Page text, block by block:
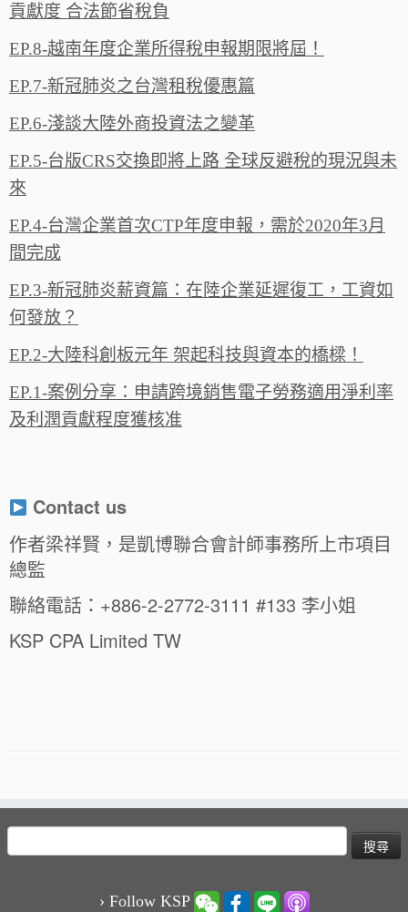
貢獻度 合法節省稅負
EP.8-越南年度企業所得稅申報期限將屆！
EP.7-新冠肺炎之台灣租稅優惠篇
EP.6-淺談大陸外商投資法之變革
EP.5-台版CRS交換即將上路 全球反避稅的現況與未
來
EP.4-台灣企業首次CTP年度申報，需於2020年3月
間完成
EP.3-新冠肺炎薪資篇：在陸企業延遲復工，工資如
何發放？
EP.2-大陸科創板元年 架起科技與資本的橋樑！
EP.1-案例分享：申請跨境銷售電子勞務適用淨利率
及利潤貢獻程度獲核准
Contact us
作者梁祥賢，是凱博聯合會計師事務所上市項目
總監
聯絡電話：+886-2-2772-3111 #133 李小姐
KSP CPA Limited TW
搜
尋
› Follow KSP